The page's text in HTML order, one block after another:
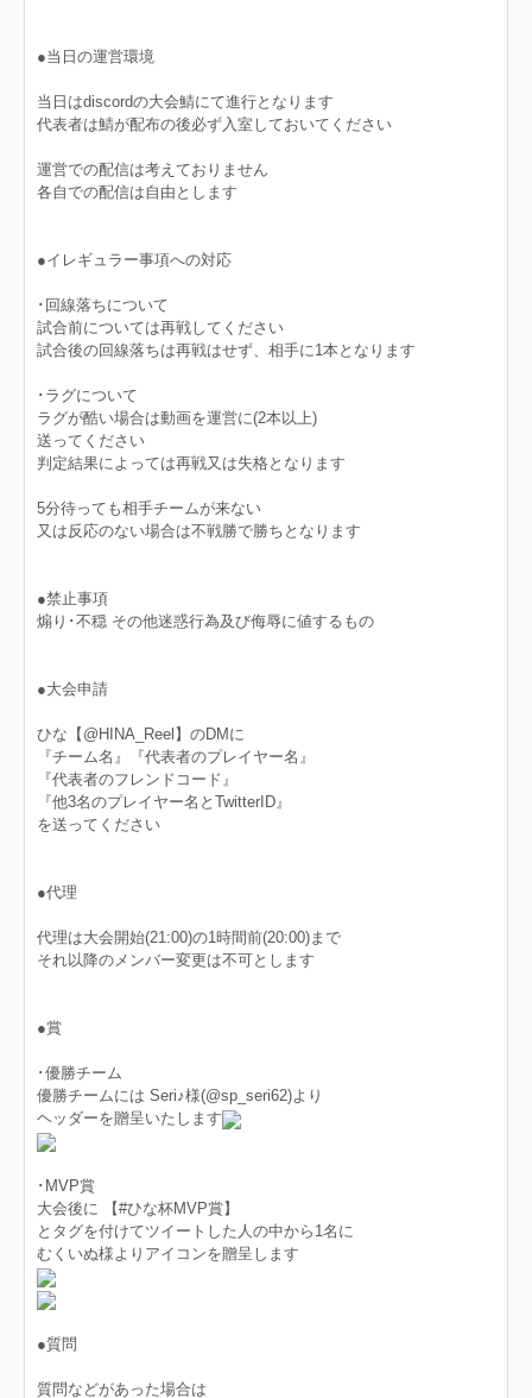
●当日の運営環境
当日はdiscordの大会鯖にて進行となります
代表者は鯖が配布の後必ず入室しておいてください
運営での配信は考えておりません
各自での配信は自由とします
●イレギュラー事項への対応
･回線落ちについて
試合前については再戦してください
試合後の回線落ちは再戦はせず、相手に1本となります
･ラグについて
ラグが酷い場合は動画を運営に(2本以上)
送ってください
判定結果によっては再戦又は失格となります
5分待っても相手チームが来ない
又は反応のない場合は不戦勝で勝ちとなります
●禁止事項
煽り･不穏 その他迷惑行為及び侮辱に値するもの
●大会申請
ひな【@HINA_Reel】のDMに
『チーム名』『代表者のプレイヤー名』
『代表者のフレンドコード』
『他3名のプレイヤー名とTwitterID』
を送ってください
●代理
代理は大会開始(21:00)の1時間前(20:00)まで
それ以降のメンバー変更は不可とします
●賞
･優勝チーム
優勝チームには Seri♪様(@sp_seri62)より
ヘッダーを贈呈いたします
･MVP賞
大会後に 【#ひな杯MVP賞】
とタグを付けてツイートした人の中から1名に
むくいぬ様よりアイコンを贈呈します
●質問
質問などがあった場合は